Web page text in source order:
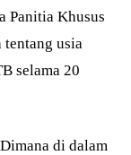
Panitia Khusus
tentang usia
selama 20
di dalam